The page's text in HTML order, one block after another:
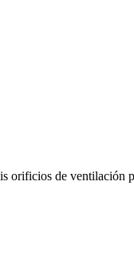
orificios de